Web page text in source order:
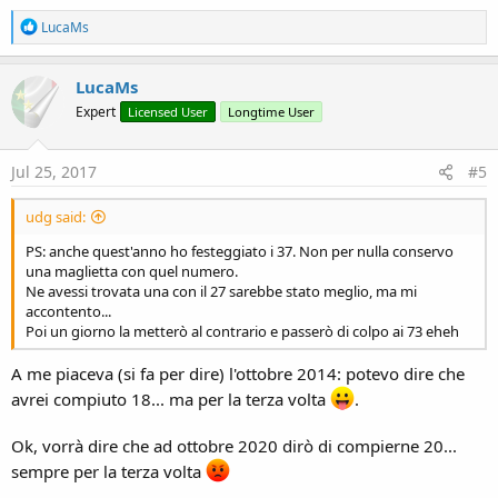
R
e
a
t
i
n
s
LucaMs
LucaMs
Expert Licensed User Longtime User
Jul 25, 2017 #5
udg said:
PS: anche quest'anno ho festeggiato i 37. Non per nulla conservo
una maglietta con quel numero.
Ne avessi trovata una con il 27 sarebbe stato meglio, ma mi
accontento...
Poi un giorno la metterò al contrario e passerò di colpo ai 73 eheh
A me piaceva (si fa per dire) l'ottobre 2014: potevo dire che
avrei compiuto 18... ma per la terza volta
.
Ok, vorrà dire che ad ottobre 2020 dirò di compierne 20...
sempre per la terza volta